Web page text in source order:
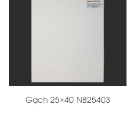
Gạch 25×40 NB25403